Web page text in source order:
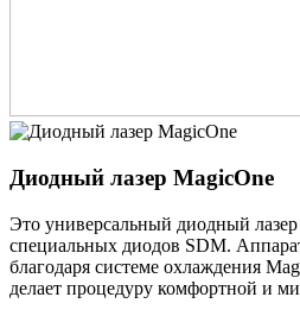
Диодный лазер MagicOne
Это универсальный диодный
специальных диодов SDM.
благодаря системе охлаждения
делает процедуру комфортной и